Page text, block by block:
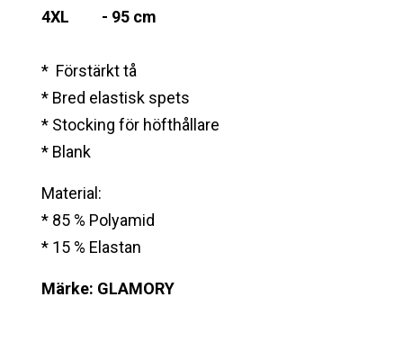
4XL - 95 cm
* Förstärkt tå
* Bred elastisk spets
* Stocking för höfthållare
* Blank
Material:
* 85 % Polyamid
* 15 % Elastan
Märke: GLAMORY